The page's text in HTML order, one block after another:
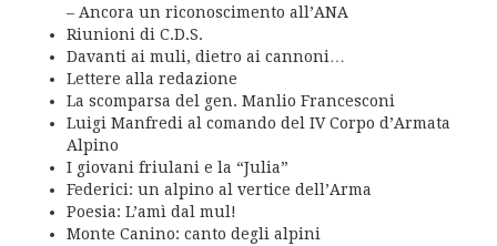
– Ancora un riconoscimento all’ANA
Riunioni di C.D.S.
Davanti ai muli, dietro ai cannoni…
Lettere alla redazione
La scomparsa del gen. Manlio Francesconi
Luigi Manfredi al comando del IV Corpo d’Armata
Alpino
I giovani friulani e la “Julia”
Federici: un alpino al vertice dell’Arma
Poesia: L’amì dal mul!
Monte Canino: canto degli alpini